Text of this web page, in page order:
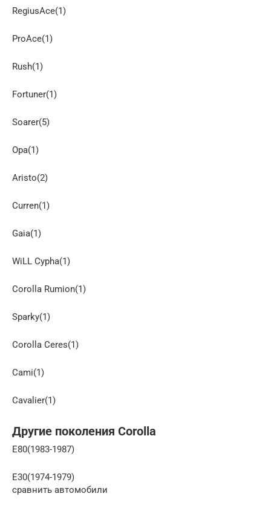
RegiusAce(1)
ProAce(1)
Rush(1)
Fortuner(1)
Soarer(5)
Opa(1)
Aristo(2)
Curren(1)
Gaia(1)
WiLL Cypha(1)
Corolla Rumion(1)
Sparky(1)
Corolla Ceres(1)
Cami(1)
Cavalier(1)
Другие поколения Corolla
E80(1983-1987)
E30(1974-1979)
сравнить автомобили